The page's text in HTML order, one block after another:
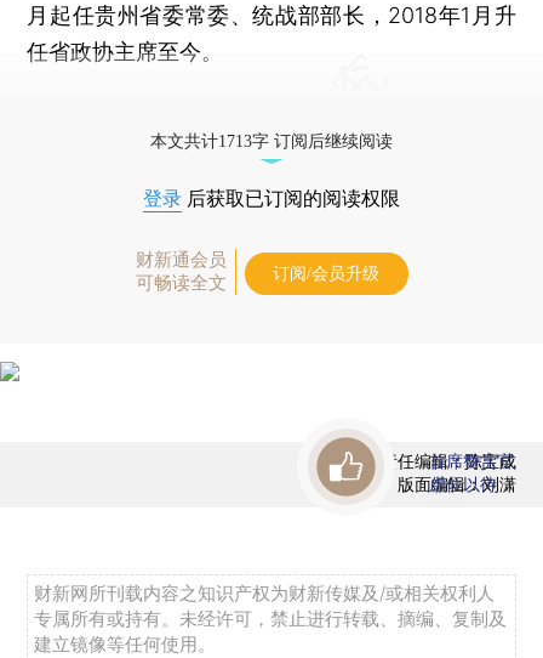
月起任贵州省委常委、统战部部长，2018年1月升
任省政协主席至今。
本文共计1713字 订阅后继续阅读
登录 后获取已订阅的阅读权限
财新通会员
可畅读全文
订阅/会员升级
责任编辑：陈宝成
版面编辑：刘潇
首席赞赏官
虚位以待
财新网所刊载内容之知识产权为财新传媒及/或相关权利人
专属所有或持有。未经许可，禁止进行转载、摘编、复制及
建立镜像等任何使用。